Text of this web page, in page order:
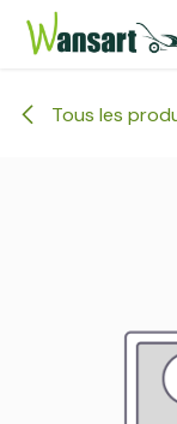
Se rendre au contenu
Tous les